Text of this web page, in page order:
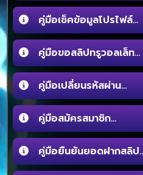
คู่มือเช็คข้อมูลโปรไฟล์...
คู่มือขอสลิปทรูวอลเล็ท...
คู่มือเปลี่ยนรหัสผ่าน...
คู่มือสมัครสมาชิก...
คู่มือยืนยันยอดฝากสลิป